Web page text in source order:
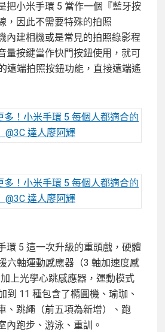
把小米手環 5 當作一個『藍牙按
，因此不需要特殊的拍照
內建相機或是常見的拍照錄影程
量按鍵當作快門按鈕使用，就可
遠端拍照按鈕功能，直接遠端遙
環 5 這一次升級的重頭戲，硬體
六軸運動感應器（3 軸加速度感
上光學心跳感應器，運動模式
到 11 種包含了橢圓機、瑜珈、
、跳繩（前五項為新增）、跑
內跑步、游泳、重訓。